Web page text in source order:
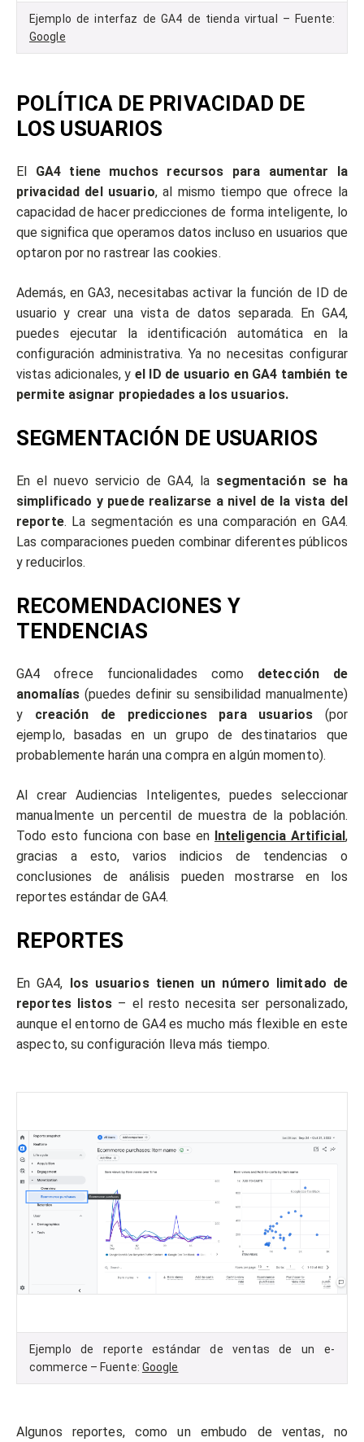
Ejemplo de interfaz de GA4 de tienda virtual – Fuente:
Google
POLÍTICA DE PRIVACIDAD DE
LOS USUARIOS
El GA4 tiene muchos recursos para aumentar la
privacidad del usuario, al mismo tiempo que ofrece la
capacidad de hacer predicciones de forma inteligente, lo
que significa que operamos datos incluso en usuarios que
optaron por no rastrear las cookies.
Además, en GA3, necesitabas activar la función de ID de
usuario y crear una vista de datos separada. En GA4,
puedes ejecutar la identificación automática en la
configuración administrativa. Ya no necesitas configurar
vistas adicionales, y el ID de usuario en GA4 también te
permite asignar propiedades a los usuarios.
SEGMENTACIÓN DE USUARIOS
En el nuevo servicio de GA4, la segmentación se ha
simplificado y puede realizarse a nivel de la vista del
reporte. La segmentación es una comparación en GA4.
Las comparaciones pueden combinar diferentes públicos
y reducirlos.
RECOMENDACIONES Y
TENDENCIAS
GA4 ofrece funcionalidades como detección de
anomalías(puedes definir su sensibilidad manualmente)
y creación de predicciones para usuarios (por
ejemplo, basadas en un grupo de destinatarios que
probablemente harán una compra en algún momento).
Al crear Audiencias Inteligentes, puedes seleccionar
manualmente un percentil de muestra de la población.
Todo esto funciona con base en Inteligencia Artificial,
gracias a esto, varios indicios de tendencias o
conclusiones de análisis pueden mostrarse en los
reportes estándar de GA4.
REPORTES
En GA4, los usuarios tienen un número limitado de
reportes listos – el resto necesita ser personalizado,
aunque el entorno de GA4 es mucho más flexible en este
aspecto, su configuración lleva más tiempo.
Ejemplo de reporte estándar de ventas de un e-
commerce – Fuente: Google
Algunos reportes, como un embudo de ventas, no